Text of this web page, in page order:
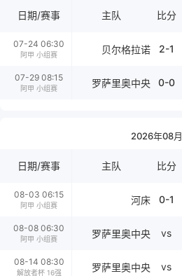
日期/赛事 主队 比分
07-24 06:30
阿甲 小组赛 贝尔格拉诺 2-1
07-29 08:15
阿甲 小组赛 罗萨里奥中央 0-0
2026年08月
日期/赛事 主队 比分
08-03 06:15
阿甲 小组赛 河床 0-1
08-08 06:30
阿甲 小组赛 罗萨里奥中央 vs
08-14 08:30
解放者杯 16强 罗萨里奥中央 vs